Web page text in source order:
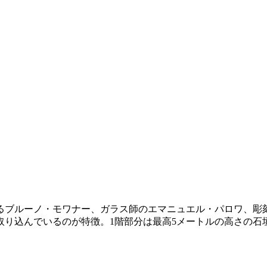
ルーノ・モワナー、ガラス師のエマニュエル・パロワ、
込んでいるのが特徴。1階部分は最高5メートルの高さの